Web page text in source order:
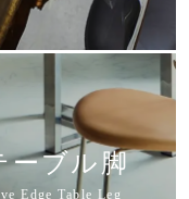
ーブル脚